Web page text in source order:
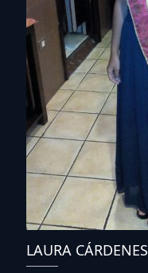
LAURA CÁRDENES